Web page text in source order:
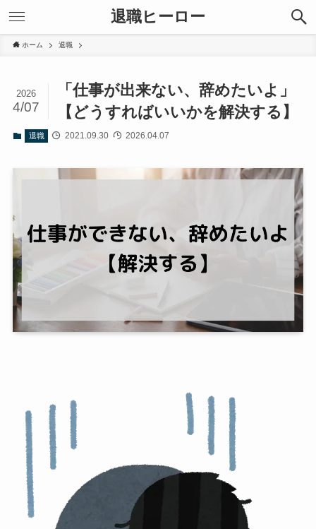
退職ヒーロー
ホーム 退職
「仕事が出来ない、辞めたいよ」
【どうすればいいかを解決する】
2026
4/07
退職 2021.09.30 2026.04.07